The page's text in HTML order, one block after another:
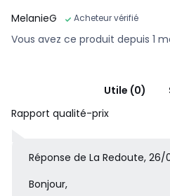
MelanieG
Acheteur vérifié
Vous avez ce produit depuis 1
Utile (0)
Rapport qualité-prix
Réponse de La Redoute,
Bonjour,